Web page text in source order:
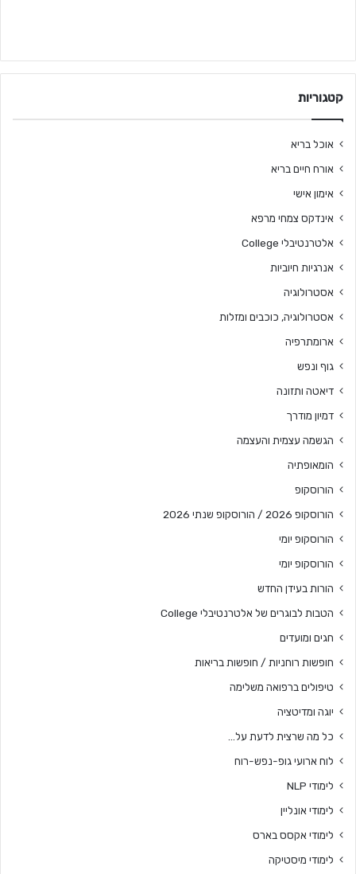
קטגוריות
אוכל בריא
אורח חיים בריא
אימון אישי
אינדקס צמחי מרפא
אלטרנטיבלי College
אנרגיות חיוביות
אסטרולוגיה
אסטרולוגיה, כוכבים ומזלות
ארומתרפיה
גוף ונפש
דיאטה ותזונה
דמיון מודרך
הגשמה עצמית והעצמה
הומאופתיה
הורוסקופ
הורוסקופ 2026 / הורוסקופ שנתי 2026
הורוסקופ יומי
הורוסקופ יומי
הורות בעידן החדש
הטבות לבוגרים של אלטרנטיבלי College
חגים ומועדים
חופשות רוחניות / חופשות בריאות
טיפולים ברפואה משלימה
יוגה ומדיטציה
כל מה שרצית לדעת על…
לוח ארועי גופ-נפש-רוח
לימודי NLP
לימודי אונליין
לימודי אקסס בארס
לימודי מיסטיקה